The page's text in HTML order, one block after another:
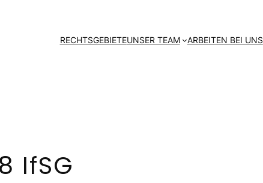
RECHTSGEBIETEUNSER TEAM ARBEITEN BEI UNS
IfSG